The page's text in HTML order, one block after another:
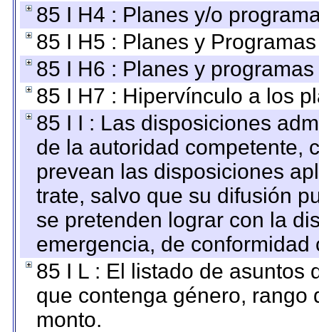
85 I H4 : Planes y/o
85 I H5 : Planes y
85 I H6 : Planes y
85 I H7 : Hipervínculo a los
85 I I : Las disposiciones
de la autoridad competente,
prevean las disposiciones
trate, salvo que su difusión
se pretenden lograr con la
emergencia, de
85 I L : El listado de asuntos
que contenga género, rango
monto.